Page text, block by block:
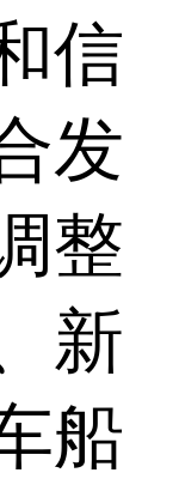
信
发
整
新
船